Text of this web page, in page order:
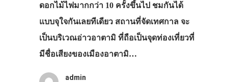
ดอกไม้ไฟมากกว่า 10 ครั้งขึ้นไป ชมกันได้
แบบจุใจกันเลยทีเดียว สถานที่จัดเทศกาล จะ
เป็นบริเวณอ่าวอาตามิ ที่ถือเป็นจุดท่องเที่ยวที่
มีชื่อเสียงของเมืองอาตามิ…
admin